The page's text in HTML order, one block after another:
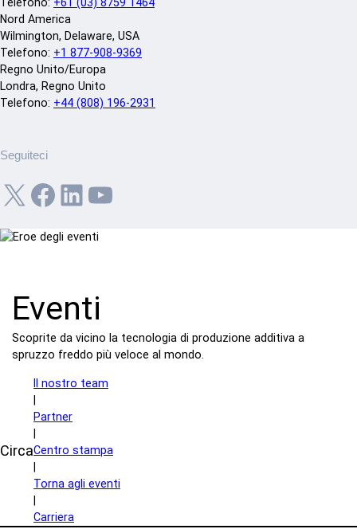
Nord America
Wilmington, Delaware, USA
Telefono: +1 877-908-9369
Regno Unito/Europa
Londra, Regno Unito
Telefono: +44 (808) 196-2931
Seguiteci
X Facebook LinkedIn YouTube
Eventi
Scoprite da vicino la tecnologia di produzione additiva a
spruzzo freddo più veloce al mondo.
Circa
Il nostro team
Partner
Centro stampa
Torna agli eventi
Carriera